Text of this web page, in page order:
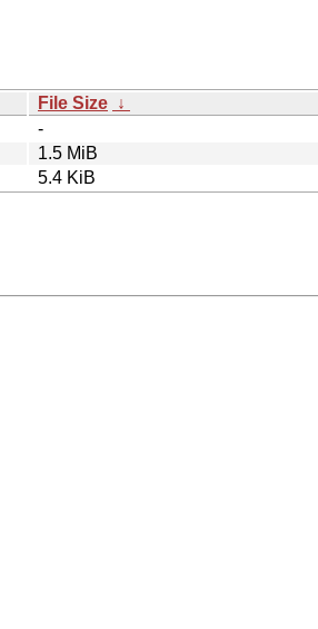
File Size ↓
-
1.5 MiB
5.4 KiB